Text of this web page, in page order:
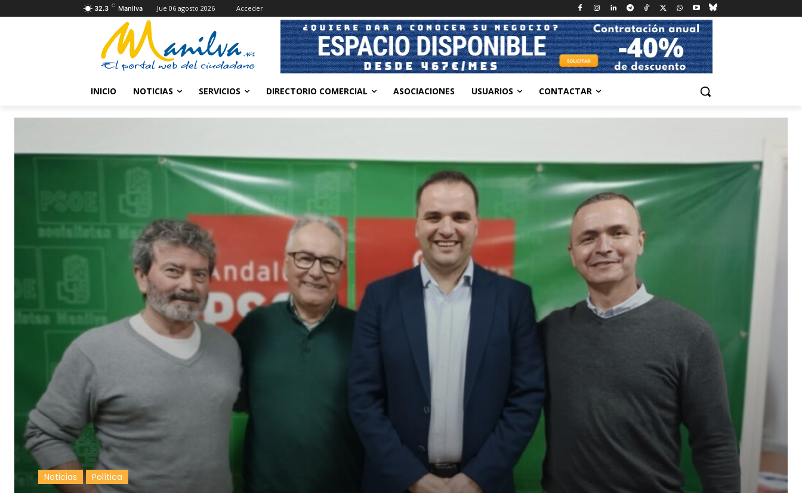
32.3 C Manilva Jue 06 agosto 2026 Acceder
INICIO NOTICIAS SERVICIOS DIRECTORIO COMERCIAL ASOCIACIONES USUARIOS CONTACTAR
Noticias Política